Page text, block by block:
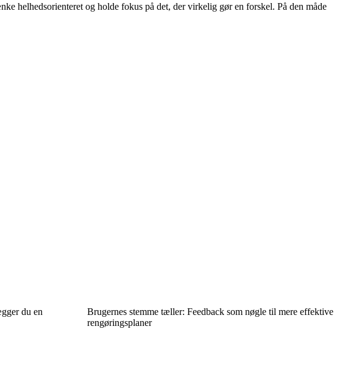
helhedsorienteret og holde fokus på det, der virkelig gør en forskel. På den måde
du en
Brugernes stemme tæller: Feedback som nøgle til mere effektive
rengøringsplaner